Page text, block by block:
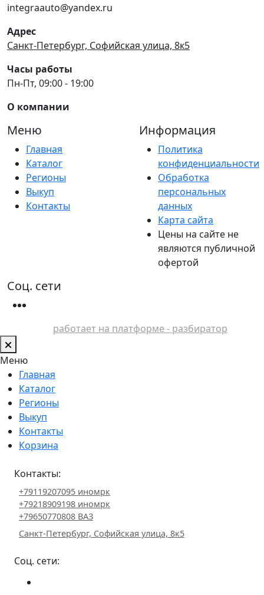
integraauto@yandex.ru
Адрес
Санкт-Петербург, Софийская улица, 8к5
Часы работы
Пн-Пт, 09:00 - 19:00
О компании
Меню
Главная
Каталог
Регионы
Выкуп
Контакты
Информация
Политика
конфиденциальности
Обработка
персональных
данных
Карта сайта
Цены на сайте не
являются публичной
офертой
Соц. сети
работает на платформе - разбиратор
Меню
Главная
Каталог
Регионы
Выкуп
Контакты
Корзина
Контакты:
+79119207095 иномрк
+79218909198 иномрк
+79650770808 ВАЗ
Санкт-Петербург, Софийская улица, 8к5
Соц. сети: